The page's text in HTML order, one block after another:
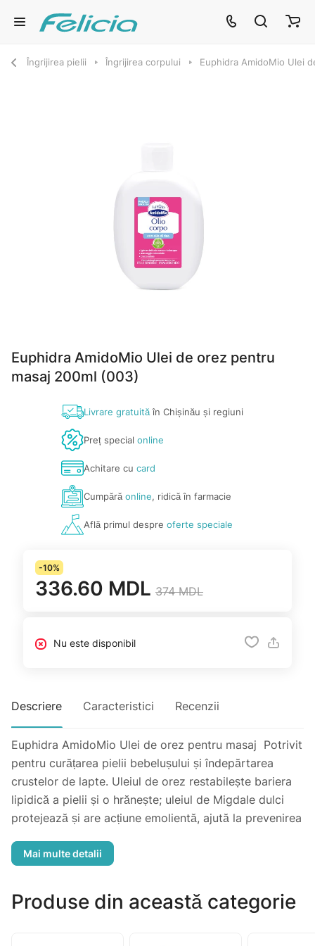
Îngrijirea pielii Îngrijirea corpului Euphidra AmidoMio Ulei
Euphidra AmidoMio Ulei de orez pentru
masaj 200ml (003)
Livrare gratuităîn Chișinău și regiuni
Preț special online
Achitare cu card
Cumpărăonline, ridică în farmacie
Află primul despre oferte speciale
-10%
336.60 MDL 374 MDL
Nu este disponibil
Descriere Caracteristici Recenzii
Euphidra AmidoMio Ulei de orez pentru masaj Potrivit
pentru curățarea pielii bebelușului și îndepărtarea
crustelor de lapte. Uleiul de orez restabilește bariera
lipidică a pielii și o hrănește; uleiul de Migdale dulci
protejează și are acțiune emolientă, ajută la prevenirea
vitamina E are acțiune antioxidantă. Fără surfactanți,
dermatologic pe pielea sensibilă. Testat microbiologic.
Mod de utilizare: Hidratare după baie și masaj: se
Produse din această categorie